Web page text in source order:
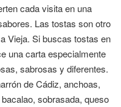
cada visita en una
Las tostas son otro
Vieja. Si buscas tostas en
una carta especialmente
sabrosas y diferentes.
de Cádiz, anchoas,
sobrasada, queso